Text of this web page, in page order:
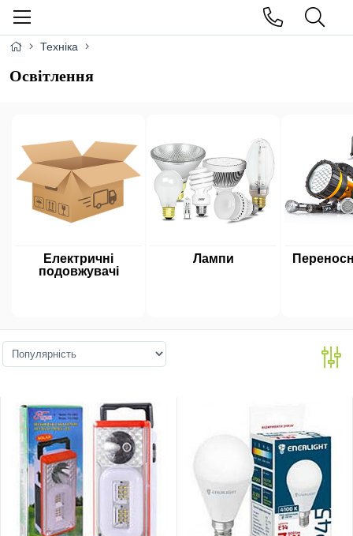
Техніка
Освітлення
Електричні
подовжувачі
Лампи